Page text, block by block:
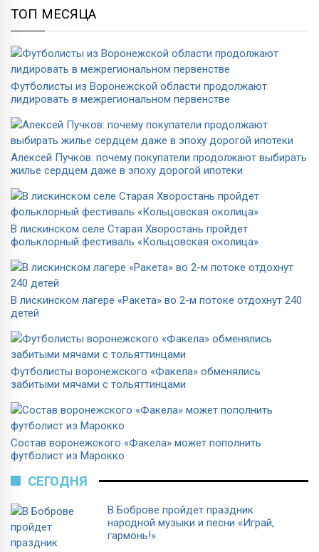
ТОП МЕСЯЦА
Футболисты из Воронежской области продолжают
лидировать в межрегиональном первенстве
Алексей Пучков: почему покупатели продолжают выбирать
жилье сердцем даже в эпоху дорогой ипотеки
В лискинском селе Старая Хворостань пройдет
фольклорный фестиваль «Кольцовская околица»
В лискинском лагере «Ракета» во 2-м потоке отдохнут 240
детей
Футболисты воронежского «Факела» обменялись
забитыми мячами с тольяттинцами
Состав воронежского «Факела» может пополнить
футболист из Марокко
СЕГОДНЯ
В Боброве пройдет праздник
народной музыки и песни «Играй,
гармонь!»